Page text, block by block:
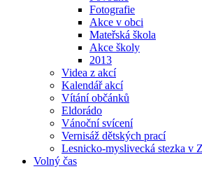
Fotografie
Akce v obci
Mateřská škola
Akce školy
2013
Videa z akcí
Kalendář akcí
Vítání občánků
Eldorádo
Vánoční svícení
Vernisáž dětských prací
Lesnicko-myslivecká stezka v
Volný čas